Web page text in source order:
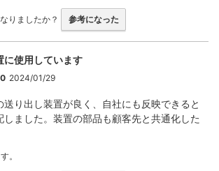
りましたか？ 参考になった
に使用しています
5
2024/01/29
送り出し装置が良く、自社にも反映できると
しました。装置の部品も顧客先と共通化した
。